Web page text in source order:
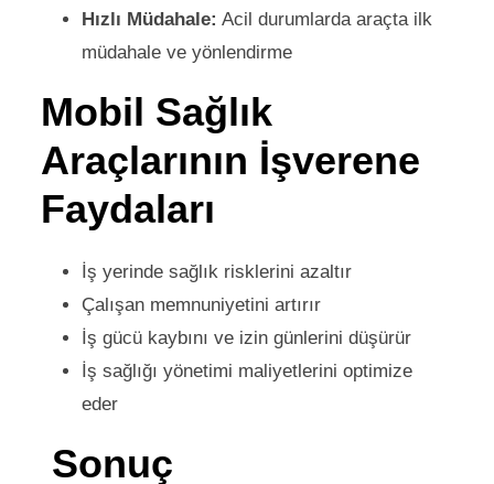
Hızlı Müdahale: Acil durumlarda araçta ilk
müdahale ve yönlendirme
Mobil Sağlık
Araçlarının İşverene
Faydaları
İş yerinde sağlık risklerini azaltır
Çalışan memnuniyetini artırır
İş gücü kaybını ve izin günlerini düşürür
İş sağlığı yönetimi maliyetlerini optimize
eder
Sonuç